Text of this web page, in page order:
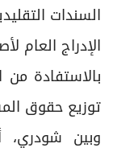
السندات
الإدراج العام
بالاستفادة من
توزيع حقوق
وبين شودري،